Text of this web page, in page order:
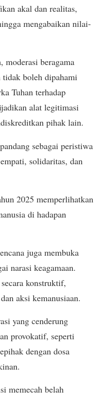
akal dan realitas,
mengabaikan nilai-
moderasi beragama
tidak boleh dipahami
Tuhan terhadap
alat legitimasi
pihak lain.
sebagai peristiwa
solidaritas, dan
2025 memperlihatkan
di hadapan
juga membuka
narasi keagamaan.
konstruktif,
aksi kemanusiaan.
yang cenderung
provokatif, seperti
dengan dosa
memecah belah